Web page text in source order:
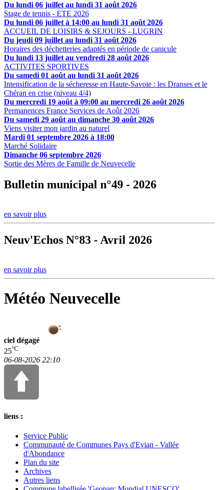
Du lundi 06 juillet au lundi 31 août 2026
Stage de tennis - ETE 2026
Du lundi 06 juillet à 14:00 au lundi 31 août 2026
ACCUEIL DE LOISIRS & SEJOURS - LUGRIN
Du jeudi 09 juillet au lundi 31 août 2026
Horaires des déchetteries adaptés en période de canicule
Du lundi 13 juillet au vendredi 28 août 2026
ACTIVITES SPORTIVES
Du samedi 01 août au lundi 31 août 2026
Intensification de la sécheresse en Haute-Savoie : les Dranses et le
Chéran en crise (niveau 4/4)
Du mercredi 19 août à 09:00 au mercredi 26 août 2026
Permanences France Services de Août 2026
Du samedi 29 août au dimanche 30 août 2026
Viens visiter mon jardin au naturel
Mardi 01 septembre 2026 à 18:00
Marché Solidaire
Dimanche 06 septembre 2026
Sortie des Mères de Famille de Neuvecelle
Bulletin municipal n°49 - 2026
en savoir plus
Neuv'Echos N°83 - Avril 2026
en savoir plus
Météo Neuvecelle
ciel dégagé
25°C
06-08-2026 22:10
liens :
Service Public
Communauté de Communes Pays d'Evian - Vallée
d'Abondance
Plan du site
Archives
Autres liens